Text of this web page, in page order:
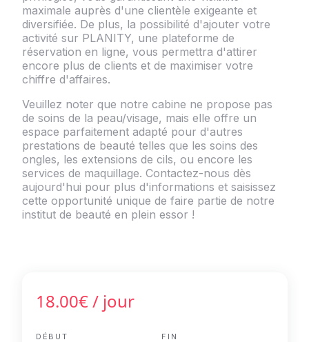
maximale auprès d'une clientèle exigeante et
diversifiée. De plus, la possibilité d'ajouter votre
activité sur PLANITY, une plateforme de
réservation en ligne, vous permettra d'attirer
encore plus de clients et de maximiser votre
chiffre d'affaires.
Veuillez noter que notre cabine ne propose pas
de soins de la peau/visage, mais elle offre un
espace parfaitement adapté pour d'autres
prestations de beauté telles que les soins des
ongles, les extensions de cils, ou encore les
services de maquillage. Contactez-nous dès
aujourd'hui pour plus d'informations et saisissez
cette opportunité unique de faire partie de notre
institut de beauté en plein essor !
18.00€/ jour
DÉBUT FIN